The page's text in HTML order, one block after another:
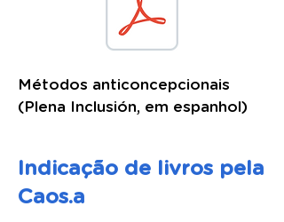
Métodos anticoncepcionais
(Plena Inclusión, em espanhol)
Indicação de livros pela
Caos.a